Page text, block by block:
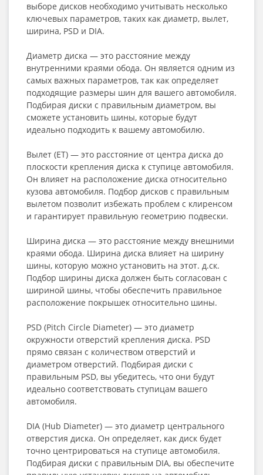
выборе дисков необходимо учитывать несколько
ключевых параметров, таких как диаметр, вылет,
ширина, PSD и DIA.
Диаметр диска — это расстояние между
внутренними краями обода. Он является одним из
самых важных параметров, так как определяет
подходящие размеры шин для вашего автомобиля.
Подбирая диски с правильным диаметром, вы
сможете установить шины, которые будут
идеально подходить к вашему автомобилю.
Вылет (ET) — это расстояние от центра диска до
плоскости крепления диска к ступице автомобиля.
Он влияет на расположение диска относительно
кузова автомобиля. Подбор дисков с правильным
вылетом позволит избежать проблем с клиренсом
и гарантирует правильную геометрию подвески.
Ширина диска — это расстояние между внешними
краями обода. Ширина диска влияет на ширину
шины, которую можно установить на этот. д.ск.
Подбор ширины диска должен быть согласован с
шириной шины, чтобы обеспечить правильное
расположение покрышек относительно шины.
PSD (Pitch Circle Diameter) — это диаметр
окружности отверстий крепления диска. PSD
прямо связан с количеством отверстий и
диаметром отверстий. Подбирая диски с
правильным PSD, вы убедитесь, что они будут
идеально соответствовать ступицам вашего
автомобиля.
DIA (Hub Diameter) — это диаметр центрального
отверстия диска. Он определяет, как диск будет
точно центрироваться на ступице автомобиля.
Подбирая диски с правильным DIA, вы обеспечите